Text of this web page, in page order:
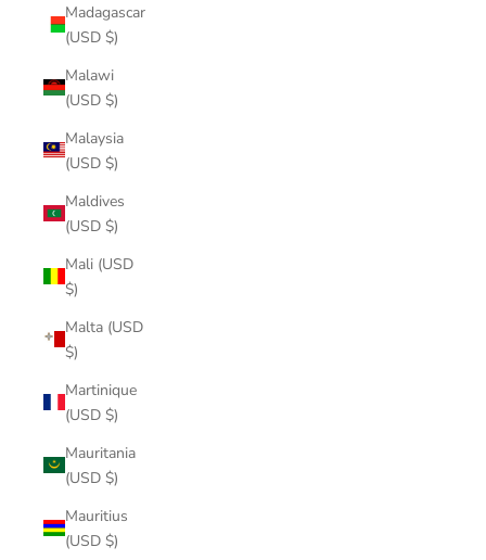
Madagascar
(USD $)
Malawi
(USD $)
Malaysia
(USD $)
Maldives
(USD $)
Mali (USD
$)
Malta (USD
$)
Martinique
(USD $)
Mauritania
(USD $)
Mauritius
(USD $)